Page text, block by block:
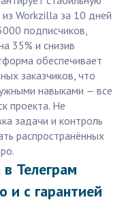
Workzilla за 10 дней
подписчиков,
35% и снизив
обеспечивает
заказчиков, что
навыками — все
проекта. Не
задачи и контроль
распространённых
Телеграм
и с гарантией